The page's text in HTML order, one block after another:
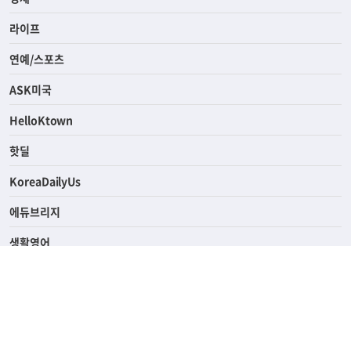
사회
경제
라이프
연예/스포츠
ASK미국
HelloKtown
핫딜
KoreaDailyUs
에듀브리지